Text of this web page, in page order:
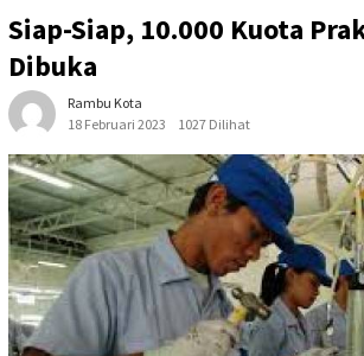
Siap-Siap, 10.000 Kuota
Dibuka
Rambu Kota
18 Februari 2023
1027 Dilihat